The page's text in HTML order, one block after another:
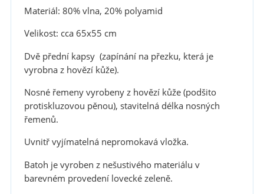
Materiál: 80% vlna, 20% polyamid
Velikost: cca 65x55 cm
Dvě přední kapsy (zapínání na přezku, která je
vyrobna z hovězí kůže).
Nosné řemeny vyrobeny z hovězí kůže (podšito
protiskluzovou pěnou), stavitelná délka nosných
řemenů.
Uvnitř vyjímatelná nepromokavá vložka.
Batoh je vyroben z nešustivého materiálu v
barevném provedení lovecké zeleně.